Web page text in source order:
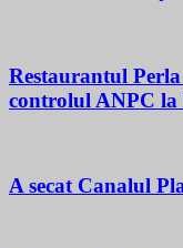
Restaurantul
controlul ANPC
A secat Canalul